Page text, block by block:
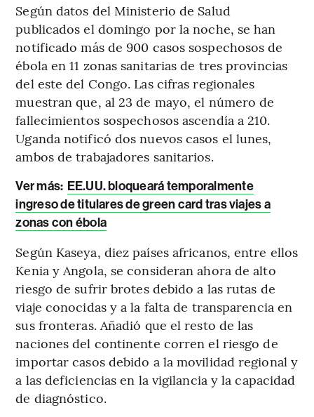
Según datos del Ministerio de Salud
publicados el domingo por la noche, se han
notificado más de 900 casos sospechosos de
ébola en 11 zonas sanitarias de tres provincias
del este del Congo. Las cifras regionales
muestran que, al 23 de mayo, el número de
fallecimientos sospechosos ascendía a 210.
Uganda notificó dos nuevos casos el lunes,
ambos de trabajadores sanitarios.
Ver más: EE.UU. bloqueará temporalmente
ingreso de titulares de green card tras viajes a
zonas con ébola
Según Kaseya, diez países africanos, entre ellos
Kenia y Angola, se consideran ahora de alto
riesgo de sufrir brotes debido a las rutas de
viaje conocidas y a la falta de transparencia en
sus fronteras. Añadió que el resto de las
naciones del continente corren el riesgo de
importar casos debido a la movilidad regional y
a las deficiencias en la vigilancia y la capacidad
de diagnóstico.